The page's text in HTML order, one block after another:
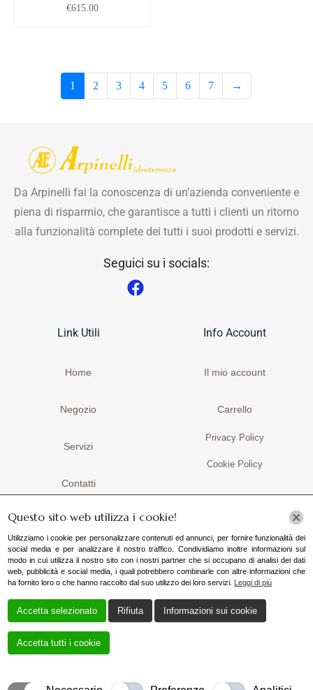
€615.00
1 2 3 4 5 6 7 →
Da Arpinelli fai la conoscenza di un’azienda conveniente e
piena di risparmio, che garantisce a tutti i clienti un ritorno
alla funzionalità complete dei tutti i suoi prodotti e servizi.
Seguici su i socials:
Link Utili
Home
Negozio
Servizi
Contatti
Info Account
Il mio account
Carrello
Privacy Policy
Cookie Policy
Contatti
+39 3487375491
Via Lidia, 49, 00183 Roma RM, Italia
Questo sito web utilizza i cookie!
Utilizziamo i cookie per personalizzare contenuti ed annunci, per fornire funzionalità dei
social media e per analizzare il nostro traffico. Condividiamo inoltre informazioni sul
modo in cui utilizza il nostro sito con i nostri partner che si occupano di analisi dei dati
web, pubblicità e social media, i quali potrebbero combinarle con altre informazioni che
ha fornito loro o che hanno raccolto dal suo utilizzo dei loro servizi. Leggi di più
Accetta selezionato Rifiuta Informazioni sui cookie
Accetta tutti i cookie